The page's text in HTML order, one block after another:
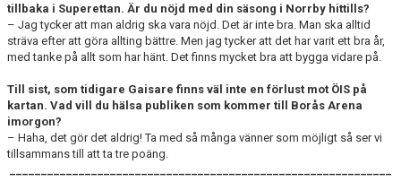
tillbaka i Superettan. Är du nöjd med din säsong i Norrby hittills?
– Jag tycker att man aldrig ska vara nöjd. Det är inte bra. Man ska alltid
sträva efter att göra allting bättre. Men jag tycker att det har varit ett bra år,
med tanke på allt som har hänt. Det finns mycket bra att bygga vidare på.
Till sist, som tidigare Gaisare finns väl inte en förlust mot ÖIS på
kartan. Vad vill du hälsa publiken som kommer till Borås Arena
imorgon?
– Haha, det gör det aldrig! Ta med så många vänner som möjligt så ser vi
tillsammans till att ta tre poäng.